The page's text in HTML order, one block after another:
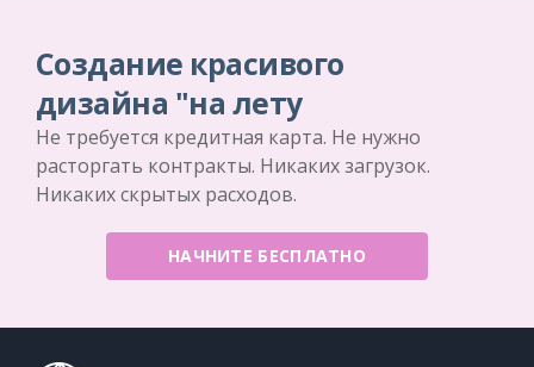
Создание красивого
дизайна "на лету
Не требуется кредитная карта. Не нужно
расторгать контракты. Никаких загрузок.
Никаких скрытых расходов.
НАЧНИТЕ БЕСПЛАТНО